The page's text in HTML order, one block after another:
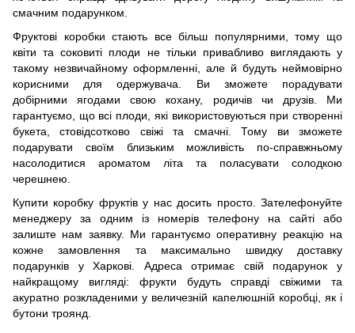
смачним подарунком.
Фруктові коробки стають все більш популярними, тому що
квіти та соковиті плоди не тільки привабливо виглядають у
такому незвичайному оформленні, але й будуть неймовірно
корисними для одержувача. Ви зможете порадувати
добірними ягодами свою кохану, родичів чи друзів. Ми
гарантуємо, що всі плоди, які використовуються при створенні
букета, стовідсотково свіжі та смачні. Тому ви зможете
подарувати своїм близьким можливість по-справжньому
насолодитися ароматом літа та поласувати солодкою
черешнею.
Купити коробку фруктів у нас досить просто. Зателефонуйте
менеджеру за одним із номерів телефону на сайті або
залиште нам заявку. Ми гарантуємо оперативну реакцію на
кожне замовлення та максимально швидку доставку
подарунків у Харкові. Адреса отримає свій подарунок у
найкращому вигляді: фрукти будуть справді свіжими та
акуратно розкладеними у величезній капелюшній коробці, як і
бутони троянд.